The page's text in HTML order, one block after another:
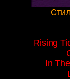
Rising
In